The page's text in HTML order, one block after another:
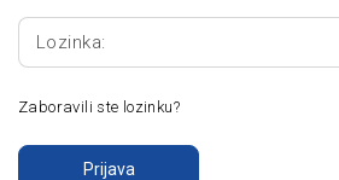
Lozinka:
Zaboravili ste lozinku?
Prijava